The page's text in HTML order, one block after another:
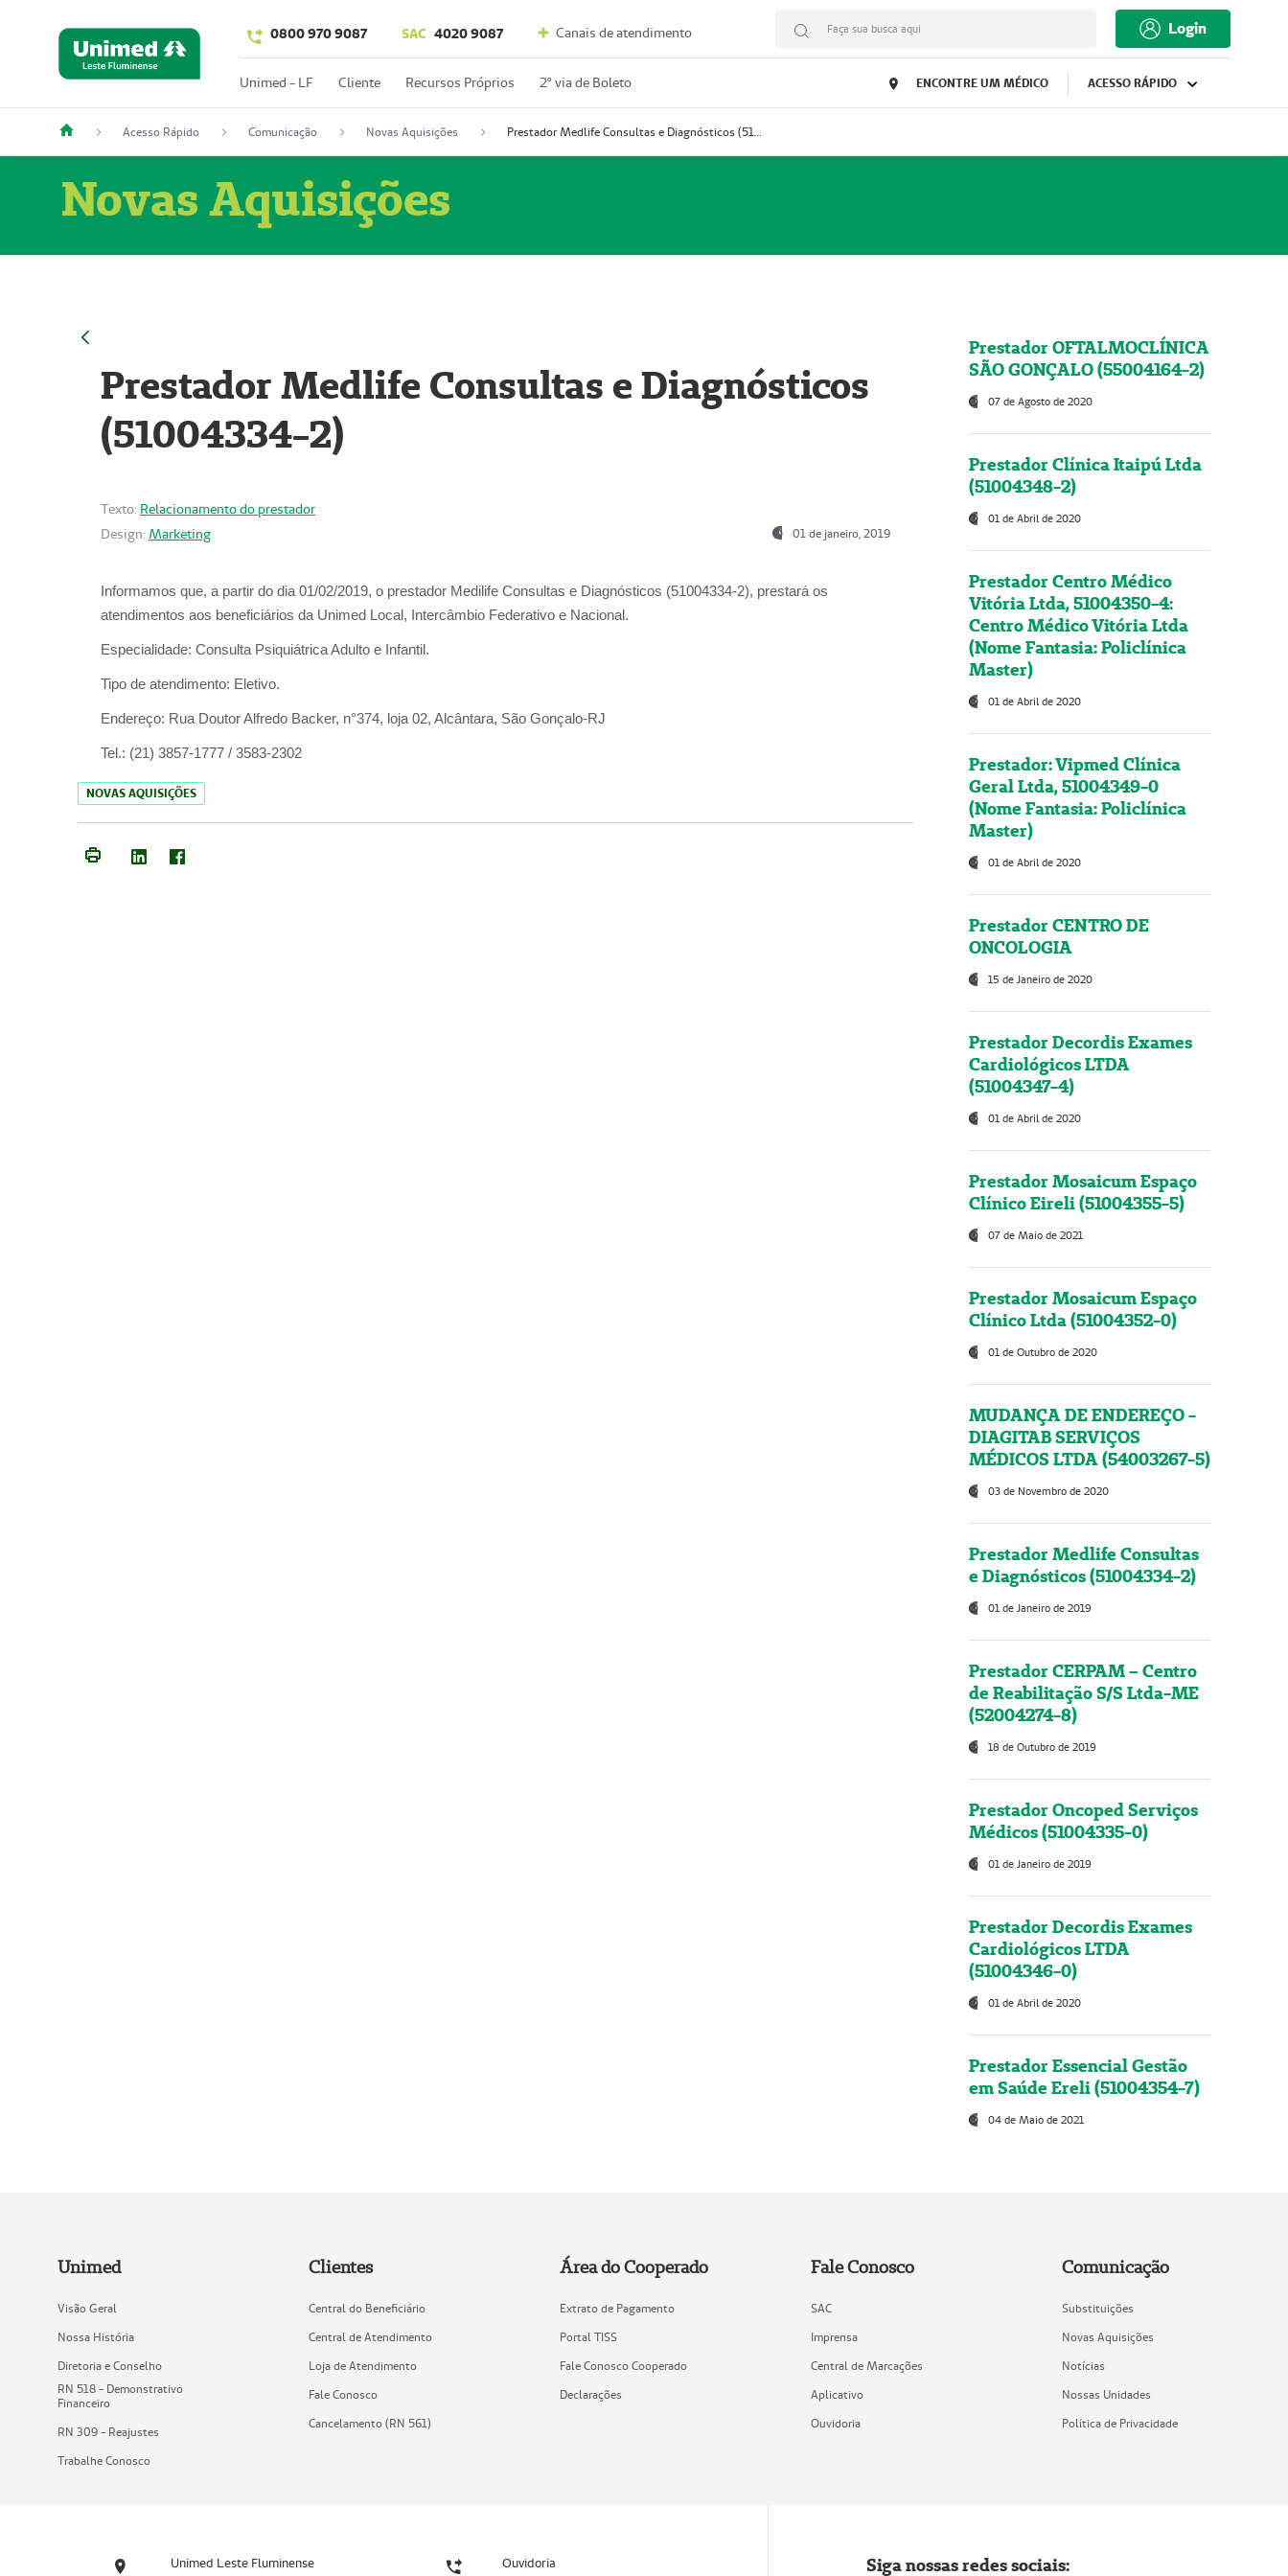
0800 970 9087 SAC 4020 9087 Canais de atendimento Faça sua busca aqui Login
Unimed - LF Cliente Recursos Próprios 2º via de Boleto ENCONTRE UM MÉDICO ACESSO RÁPIDO
Acesso Rápido Comunicação Novas Aquisições Prestador Medlife Consultas e Diagnósticos (51004334-2)
Novas Aquisições
Prestador Medlife Consultas e Diagnósticos
(51004334-2)
Texto: Relacionamento do prestador
Design: Marketing 01 de janeiro, 2019
Informamos que, a partir do dia 01/02/2019, o prestador Medilife Consultas e Diagnósticos (51004334-2), prestará os
atendimentos aos beneficiários da Unimed Local, Intercâmbio Federativo e Nacional.
Especialidade: Consulta Psiquiátrica Adulto e Infantil.
Tipo de atendimento: Eletivo.
Endereço: Rua Doutor Alfredo Backer, n°374, loja 02, Alcântara, São Gonçalo-RJ
Tel.: (21) 3857-1777 / 3583-2302
NOVAS AQUISIÇÕES
Prestador OFTALMOCLÍNICA
SÃO GONÇALO (55004164-2)
07 de Agosto de 2020
Prestador Clínica Itaipú Ltda
(51004348-2)
01 de Abril de 2020
Prestador Centro Médico
Vitória Ltda, 51004350-4:
Centro Médico Vitória Ltda
(Nome Fantasia: Policlínica
Master)
01 de Abril de 2020
Prestador: Vipmed Clínica
Geral Ltda, 51004349-0
(Nome Fantasia: Policlínica
Master)
01 de Abril de 2020
Prestador CENTRO DE
ONCOLOGIA
15 de Janeiro de 2020
Prestador Decordis Exames
Cardiológicos LTDA
(51004347-4)
01 de Abril de 2020
Prestador Mosaicum Espaço
Clínico Eireli (51004355-5)
07 de Maio de 2021
Prestador Mosaicum Espaço
Clínico Ltda (51004352-0)
01 de Outubro de 2020
MUDANÇA DE ENDEREÇO -
DIAGITAB SERVIÇOS
MÉDICOS LTDA (54003267-5)
03 de Novembro de 2020
Prestador Medlife Consultas
e Diagnósticos (51004334-2)
01 de Janeiro de 2019
Prestador CERPAM – Centro
de Reabilitação S/S Ltda-ME
(52004274-8)
18 de Outubro de 2019
Prestador Oncoped Serviços
Médicos (51004335-0)
01 de Janeiro de 2019
Prestador Decordis Exames
Cardiológicos LTDA
(51004346-0)
01 de Abril de 2020
Prestador Essencial Gestão
em Saúde Ereli (51004354-7)
04 de Maio de 2021
Unimed
Visão Geral
Nossa História
Diretoria e Conselho
RN 518 - Demonstrativo
Financeiro
RN 309 - Reajustes
Trabalhe Conosco
Clientes
Central do Beneficiário
Central de Atendimento
Loja de Atendimento
Fale Conosco
Cancelamento (RN 561)
Área do Cooperado
Extrato de Pagamento
Portal TISS
Fale Conosco Cooperado
Declarações
Fale Conosco
SAC
Imprensa
Central de Marcações
Aplicativo
Ouvidoria
Comunicação
Substituições
Novas Aquisições
Notícias
Nossas Unidades
Política de Privacidade
Unimed Leste Fluminense Ouvidoria Siga nossas redes sociais: